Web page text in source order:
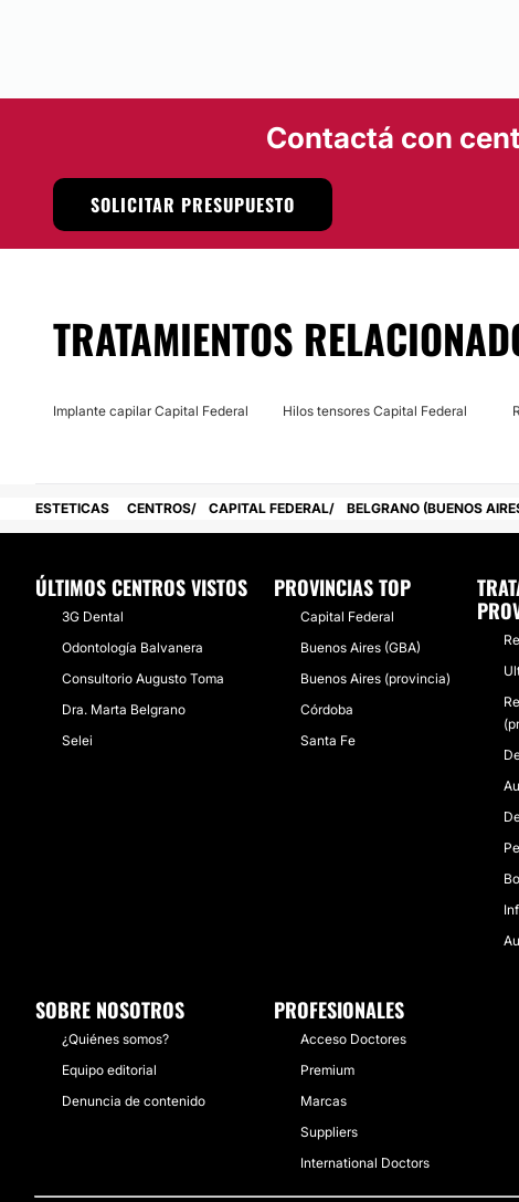
Contactá con
SOLICITAR PRESUPUESTO
TRATAMIENTOS
Implante capilar Capital Federal Hilos tensores Capital Federal
ESTETICAS CENTROS CAPITAL FEDERAL BELGRANO (BUENOS
ÚLTIMOS CENTROS VISTOS
3G Dental
Odontología Balvanera
Consultorio Augusto Toma
Dra. Marta Belgrano
Selei
PROVINCIAS TOP
Capital Federal
Buenos Aires (GBA)
Buenos Aires (provincia)
Córdoba
Santa Fe
SOBRE NOSOTROS
¿Quiénes somos?
Equipo editorial
Denuncia de contenido
PROFESIONALES
Acceso Doctores
Premium
Marcas
Suppliers
International Doctors